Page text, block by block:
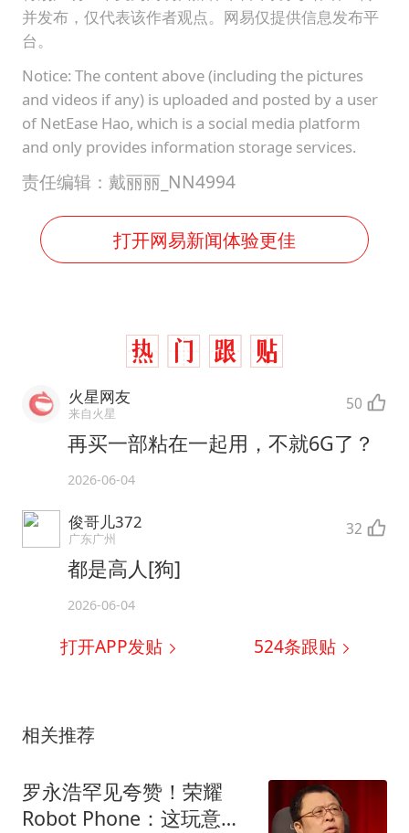
并发布，仅代表该作者观点。网易仅提供信息发布平
台。
Notice: The content above (including the pictures
and videos if any) is uploaded and posted by a user
of NetEase Hao, which is a social media platform
and only provides information storage services.
责任编辑：戴丽丽_NN4994
打开网易新闻体验更佳
火星网友
来自火星 50
再买一部粘在一起用，不就6G了？
2026-06-04
俊哥儿372
广东广州 32
都是高人[狗]
2026-06-04
打开APP发贴 524条跟贴
相关推荐
罗永浩罕见夸赞！荣耀
Robot Phone：这玩意儿